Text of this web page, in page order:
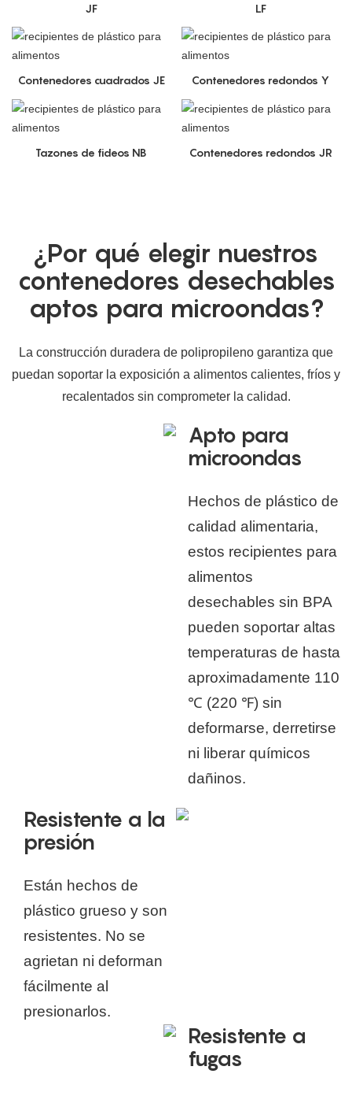
JF
LF
Contenedores cuadrados JE Contenedores redondos Y
Tazones de fideos NB Contenedores redondos JR
¿Por qué elegir nuestros
contenedores desechables
aptos para microondas?
La construcción duradera de polipropileno garantiza que
puedan soportar la exposición a alimentos calientes, fríos y
recalentados sin comprometer la calidad.
Apto para
microondas
Hechos de plástico de
calidad alimentaria,
estos recipientes para
alimentos
desechables sin BPA
pueden soportar altas
temperaturas de hasta
aproximadamente 110
℃ (220 ℉) sin
deformarse, derretirse
ni liberar químicos
dañinos.
Resistente a la
presión
Están hechos de
plástico grueso y son
resistentes. No se
agrietan ni deforman
fácilmente al
presionarlos.
Resistente a
fugas